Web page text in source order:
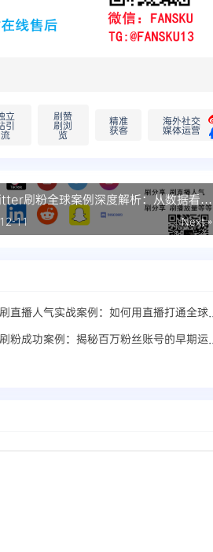
立
引
流
刷赞
刷浏
览
精准
获客
海外社交
媒体运营
刷粉全球案例深度解析：从数据看全
球最成功的涨粉策略
Next »
11